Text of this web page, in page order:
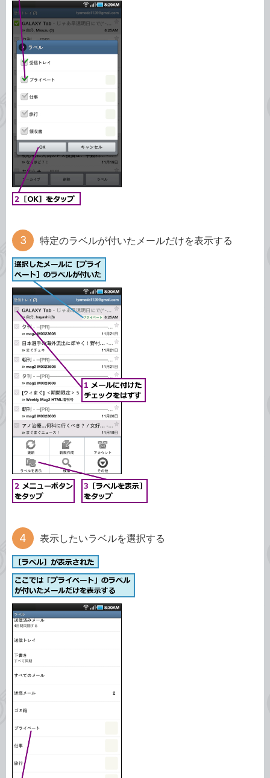
特定のラベルが付いたメールだけを表示する
表示したいラベルを選択する